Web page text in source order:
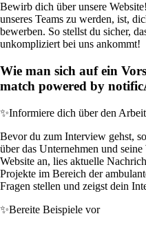
Bewirb dich über unsere
unseres Teams zu werden, ist,
bewerben. So stellst du sicher,
unkompliziert bei uns ankommt!
Wie man sich auf ein
match powered by
✨Informiere dich über den
Bevor du zum Interview gehst,
über das Unternehmen und
Website an, lies aktuelle
Projekte im Bereich der
Fragen stellen und zeigst dein
✨Bereite Beispiele vor